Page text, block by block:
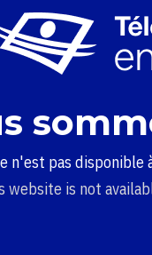
n'est pas disponible
website is not